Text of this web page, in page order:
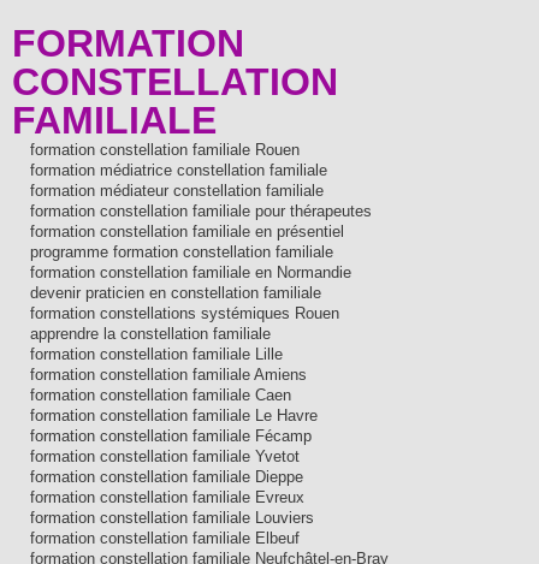
FORMATION
CONSTELLATION
FAMILIALE
formation constellation familiale Rouen
formation médiatrice constellation familiale
formation médiateur constellation familiale
formation constellation familiale pour thérapeutes
formation constellation familiale en présentiel
programme formation constellation familiale
formation constellation familiale en Normandie
devenir praticien en constellation familiale
formation constellations systémiques Rouen
apprendre la constellation familiale
formation constellation familiale Lille
formation constellation familiale Amiens
formation constellation familiale Caen
formation constellation familiale Le Havre
formation constellation familiale Fécamp
formation constellation familiale Yvetot
formation constellation familiale Dieppe
formation constellation familiale Evreux
formation constellation familiale Louviers
formation constellation familiale Elbeuf
formation constellation familiale Neufchâtel-en-Bray